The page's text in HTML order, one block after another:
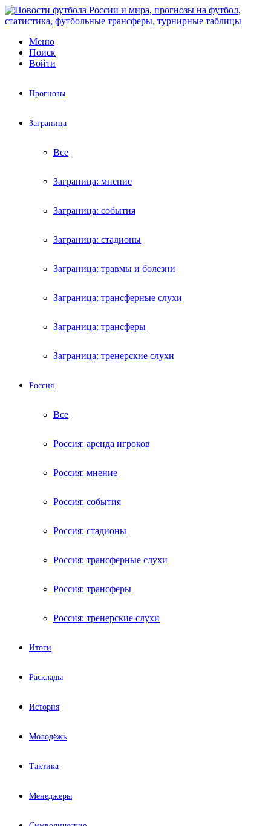
Меню
Поиск
Войти
Прогнозы
Заграница
Все
Заграница: мнение
Заграница: события
Заграница: стадионы
Заграница: травмы и болезни
Заграница: трансферные слухи
Заграница: трансферы
Заграница: тренерские слухи
Россия
Все
Россия: аренда игроков
Россия: мнение
Россия: события
Россия: стадионы
Россия: трансферные слухи
Россия: трансферы
Россия: тренерские слухи
Итоги
Расклады
История
Молодёжь
Тактика
Менеджеры